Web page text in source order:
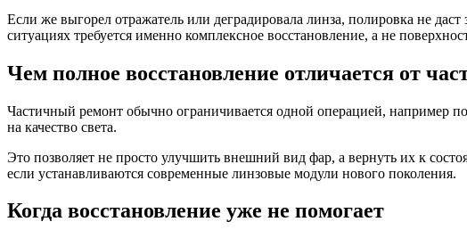
Если же выгорел отражатель или деградировала линза, полировка не
ситуациях требуется именно комплексное восстановление, а не
Чем полное восстановление отличается от
Частичный ремонт обычно ограничивается одной операцией, например
на качество света.
Это позволяет не просто улучшить внешний вид фар, а вернуть их к
если устанавливаются современные линзовые модули нового поколения.
Когда восстановление уже не помогает